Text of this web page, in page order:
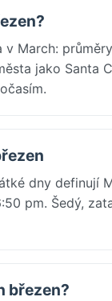
v March:
jako Santa
dny definují
pm. Šedý,
březen?